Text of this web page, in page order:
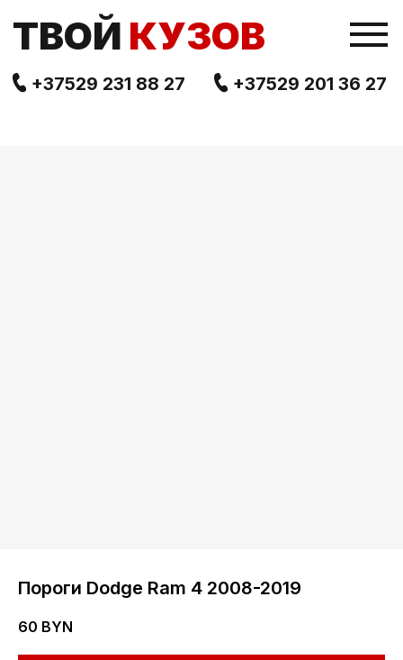
TВОЙ КУЗОВ
Пороги Dodge Ram 4 2008-2019
60 BYN